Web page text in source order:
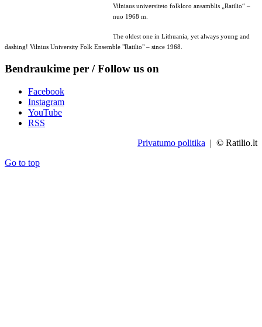
Vilniaus universiteto folkloro ansamblis „Ratilio“ –
nuo 1968 m.
The oldest one in Lithuania, yet always young and
dashing! Vilnius University Folk Ensemble "Ratilio" – since 1968.
Bendraukime per / Follow us on
Facebook
Instagram
YouTube
RSS
Privatumo politika | © Ratilio.lt
Go to top